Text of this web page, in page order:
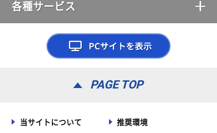
各種サービス
PAGE TOP
当サイトについて 推奨環境